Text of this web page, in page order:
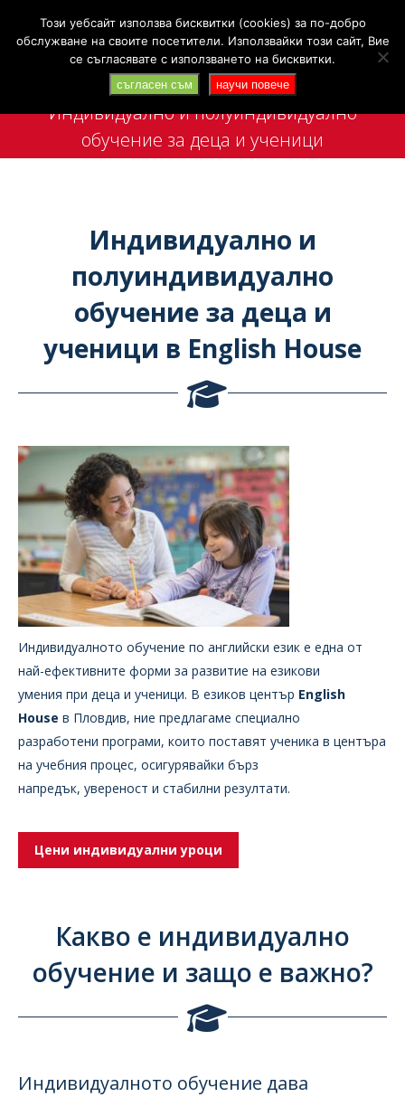
Индивидуално и полуиндивидуално
обучение за деца и ученици
Индивидуално и
полуиндивидуално
обучение за деца и
ученици в English House
Индивидуалното обучение по английски език е една от
най-ефективните форми за развитие на езикови
умения при деца и ученици. В езиков център English
House в Пловдив, ние предлагаме специално
разработени програми, които поставят ученика в центъра
на учебния процес, осигурявайки бърз
напредък, увереност и стабилни резултати.
Цени индивидуални уроци
Какво е индивидуално
обучение и защо е важно?
Индивидуалното обучение дава
Този уебсайт използва бисквитки (cookies) за по-добро
обслужване на своите посетители. Използвайки този сайт, Вие
се съгласявате с използването на бисквитки.
съгласен съм научи повече